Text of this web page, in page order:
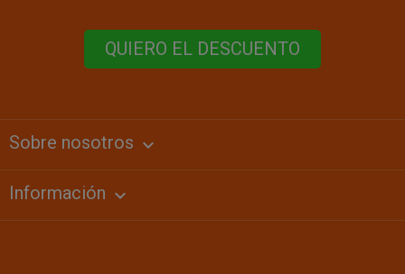
QUIERO EL DESCUENTO
Sobre nosotros keyboard_arrow_down
Información 